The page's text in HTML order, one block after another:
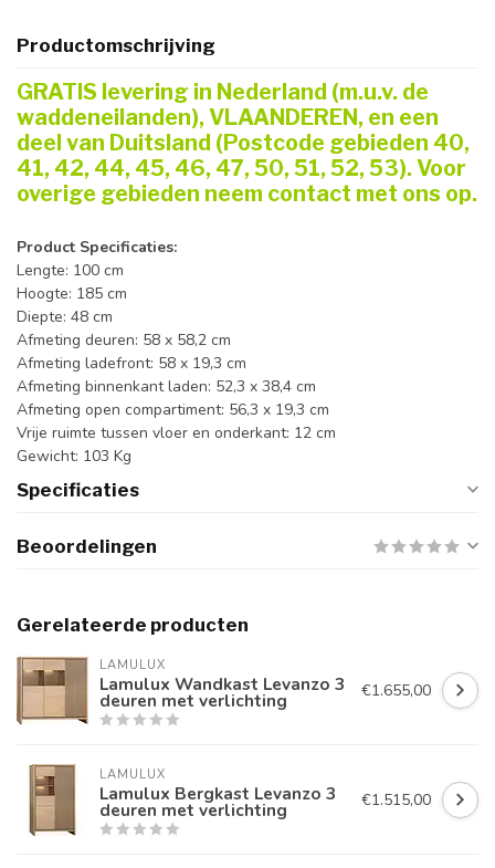
Productomschrijving
GRATIS levering in Nederland (m.u.v. de
waddeneilanden), VLAANDEREN, en een
deel van Duitsland (Postcode gebieden 40,
41, 42, 44, 45, 46, 47, 50, 51, 52, 53). Voor
overige gebieden neem contact met ons op.
Product Specificaties:
Lengte: 100 cm
Hoogte: 185 cm
Diepte: 48 cm
Afmeting deuren: 58 x 58,2 cm
Afmeting ladefront: 58 x 19,3 cm
Afmeting binnenkant laden: 52,3 x 38,4 cm
Afmeting open compartiment: 56,3 x 19,3 cm
Vrije ruimte tussen vloer en onderkant: 12 cm
Gewicht: 103 Kg
Specificaties
Beoordelingen
Gerelateerde producten
LAMULUX
Lamulux Wandkast Levanzo 3
deuren met verlichting €1.655,00
LAMULUX
Lamulux Bergkast Levanzo 3
deuren met verlichting €1.515,00